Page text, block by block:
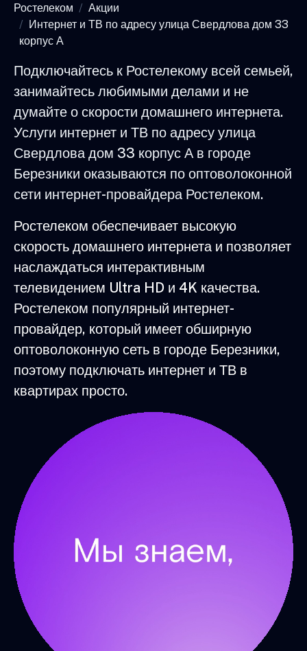
Ростелеком
Акции
Интернет и ТВ по адресу улица Свердлова дом 33
корпус А
Подключайтесь к Ростелекому всей семьей,
занимайтесь любимыми делами и не
думайте о скорости домашнего интернета.
Услуги интернет и ТВ по адресу улица
Свердлова дом 33 корпус А в городе
Березники оказываются по оптоволоконной
сети интернет-провайдера Ростелеком.
Ростелеком обеспечивает высокую
скорость домашнего интернета и позволяет
наслаждаться интерактивным
телевидением Ultra HD и 4K качества.
Ростелеком популярный интернет-
провайдер, который имеет обширную
оптоволоконную сеть в городе Березники,
поэтому подключать интернет и ТВ в
квартирах просто.